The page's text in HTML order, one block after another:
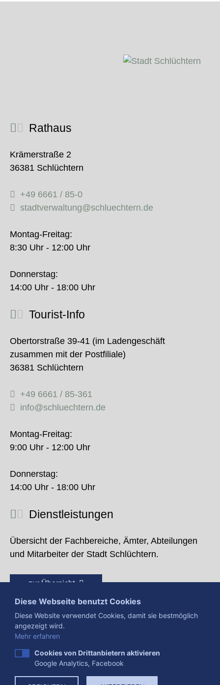
Rathaus
Krämerstraße 2
36381 Schlüchtern
+49 6661 / 85-0
stadtverwaltung@schluechtern.de
Montag-Freitag:
8:30 Uhr - 12:00 Uhr
Donnerstag:
14:00 Uhr - 18:00 Uhr
Tourist-Info
Obertorstraße 39-41 (im Ladengeschäft
zusammen mit der Postfiliale)
36381 Schlüchtern
+49 6661 / 85-361
info@schluechtern.de
Montag-Freitag:
9:00 Uhr - 12:00 Uhr
Donnerstag:
14:00 Uhr - 18:00 Uhr
Dienstleistungen
Übersicht der Fachbereiche, Ämter, Abteilungen
und Mitarbeiter der Stadt Schlüchtern.
zur Übersicht
Presse Impressum Datenschutzerklärung
Diese Webseite benutzt Cookies
Diese Website verwendet Cookies, damit sie bestmöglich
angezeigt wird.
Mehr erfahren
Cookies von Drittanbietern aktivieren
Google Analytics, Facebook